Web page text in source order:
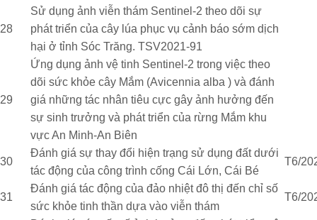
28
Sử dụng ảnh viễn thám Sentinel-2 theo dõi sự
phát triển của cây lúa phục vụ cảnh báo sớm dịch
hại ở tỉnh Sóc Trăng. TSV2021-91
29
Ứng dụng ảnh vệ tinh Sentinel-2 trong việc theo
dõi sức khỏe cây Mắm (Avicennia alba ) và đánh
giá những tác nhân tiêu cực gây ảnh hưởng đến
sự sinh trưởng và phát triển của rừng Mắm khu
vực An Minh-An Biên
30
Đánh giá sự thay đổi hiện trạng sử dụng đất dưới
tác động của công trình cống Cái Lớn, Cái Bé
T6/
31
Đánh giá tác động của đảo nhiệt đô thị đến chỉ số
sức khỏe tinh thần dựa vào viễn thám
T6/